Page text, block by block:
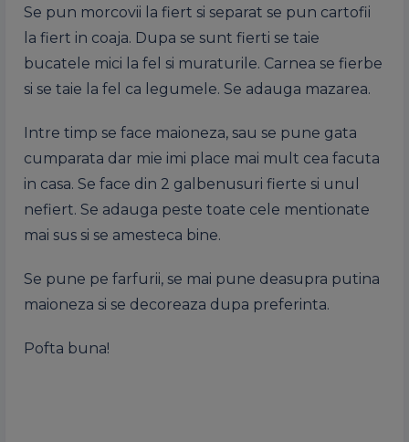
Se pun morcovii la fiert si separat se pun cartofii
la fiert in coaja. Dupa se sunt fierti se taie
bucatele mici la fel si muraturile. Carnea se fierbe
si se taie la fel ca legumele. Se adauga mazarea.
Intre timp se face maioneza, sau se pune gata
cumparata dar mie imi place mai mult cea facuta
in casa. Se face din 2 galbenusuri fierte si unul
nefiert. Se adauga peste toate cele mentionate
mai sus si se amesteca bine.
Se pune pe farfurii, se mai pune deasupra putina
maioneza si se decoreaza dupa preferinta.
Pofta buna!